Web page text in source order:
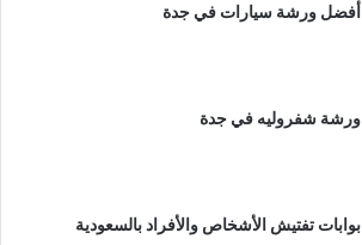
أفضل ورشة سيارات في جدة
ورشة شفروليه في جدة
بوابات تفتيش الأشخاص والأفراد بالسعودية